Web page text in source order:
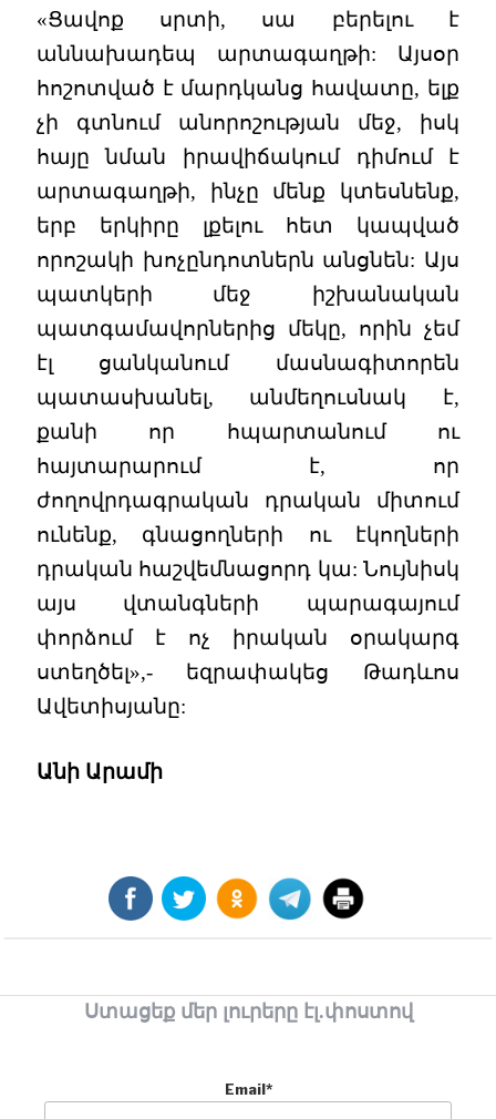
«Ցավոք սրտի, սա բերելու է
աննախադեպ արտագաղթի: Այսօր
հոշոտված է մարդկանց հավատը, ելք
չի գտնում անորոշության մեջ, իսկ
հայը նման իրավիճակում դիմում է
արտագաղթի, ինչը մենք կտեսնենք,
երբ երկիրը լքելու հետ կապված
որոշակի խոչընդոտներն անցնեն: Այս
պատկերի մեջ իշխանական
պատգամավորներից մեկը, որին չեմ
էլ ցանկանում մասնագիտորեն
պատասխանել, անմեղուսնակ է,
քանի որ հպարտանում ու
հայտարարում է, որ
ժողովրդագրական դրական միտում
ունենք, գնացողների ու էկողների
դրական հաշվեմնացորդ կա: Նույնիսկ
այս վտանգների պարագայում
փորձում է ոչ իրական օրակարգ
ստեղծել»,- եզրափակեց Թադևոս
Ավետիսյանը:
Անի Արամի
Ստացեք մեր լուրերը էլ.փոստով
Email*